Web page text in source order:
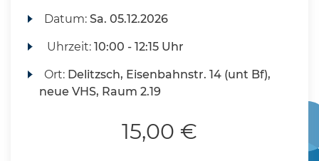
Datum:Sa. 05.12.2026
Uhrzeit:10:00 - 12:15 Uhr
Ort: Delitzsch, Eisenbahnstr. 14 (unt Bf),
neue VHS, Raum 2.19
15,00 €